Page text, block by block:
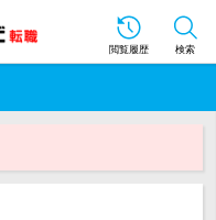
閲覧履歴 検索